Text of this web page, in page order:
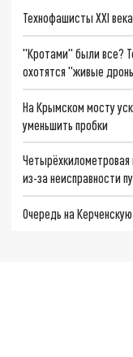
Технофашисты XXI века
"Кротами" были все?
охотятся "живые
На Крымском мосту
уменьшить пробки
Четырёхкилометровая
из-за неисправности
Очередь на